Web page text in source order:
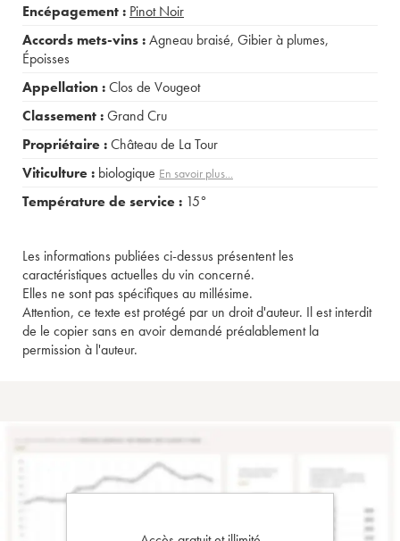
Encépagement : Pinot Noir
Accords mets-vins :Agneau braisé, Gibier à plumes,
Époisses
Appellation :Clos de Vougeot
Classement :Grand Cru
Propriétaire :Château de La Tour
Viticulture : biologique En savoir plus...
Température de service : 15°
Les informations publiées ci-dessus présentent les
caractéristiques actuelles du vin concerné.
Elles ne sont pas spécifiques au millésime.
Attention, ce texte est protégé par un droit d'auteur. Il est interdit
de le copier sans en avoir demandé préalablement la
permission à l'auteur.